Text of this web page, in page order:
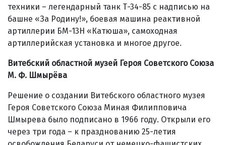
техники – легендарный танк Т-34-85 с надписью на
башне «За Родину!», боевая машина реактивной
артиллерии БМ-13Н «Катюша», самоходная
артиллерийская установка и многое другое.
Витебский областной музей Героя Советского Союза
М. Ф. Шмырёва
Решение о создании Витебского областного музея
Героя Советского Союза Миная Филипповича
Шмырева было подписано в 1966 году. Открыли его
через три года – к празднованию 25-летия